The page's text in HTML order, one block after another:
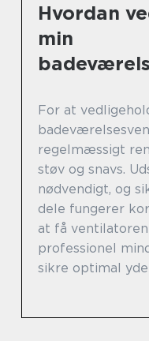
Hvordan
min
For at
regelmæssigt
støv og snavs.
nødvendigt, og
dele fungerer
at få
professionel
sikre optimal